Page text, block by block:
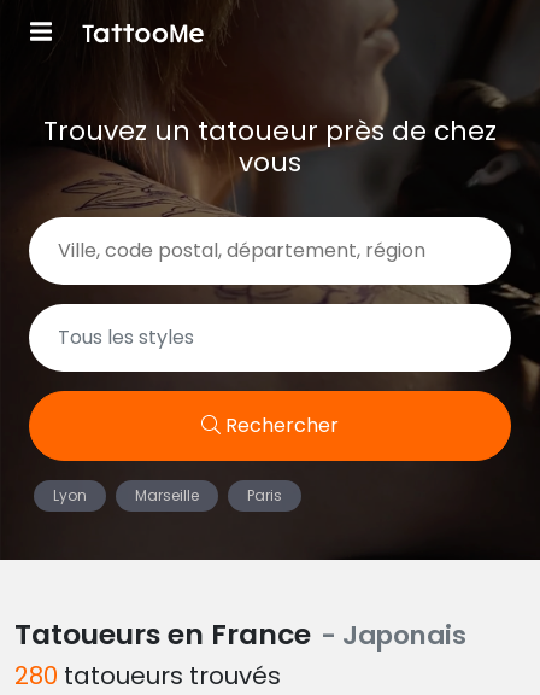
Trouvez un tatoueur près de chez
vous
Rechercher
Lyon Marseille Paris
Tatoueurs en France - Japonais
280 tatoueurs trouvés